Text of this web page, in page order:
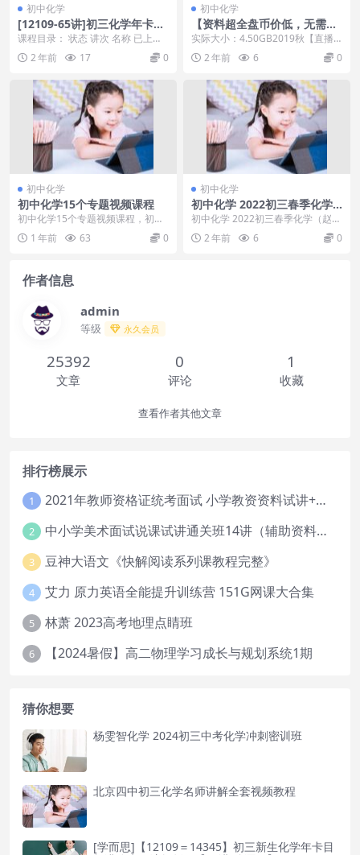
初中化学
[12109-65讲]初三化学年卡目
标满分班（沪教版）[陈谭飞]=
课程目录： 状态 讲次 名称 已上线
第1讲：化学的魅力-物质的变化与
性质 已上线...
2 年前 17 0
初中化学
【资料超全盘币价低，无需
愁】2019秋学而思初三化学直
实际大小：4.50GB2019秋【直播
课】初三化学直播菁英班（全国
版）陈潭飞有讲...
2 年前 6 0
初中化学
初中化学15个专题视频课程
初中化学15个专题视频课程，初中
化学15个专题视频课程目录：01.
化学使世界变...
1 年前 63 0
初中化学
初中化学 2022初三春季化学
（赵潇飞） 冲顶班
初中化学 2022初三春季化学（赵潇
飞） 冲顶班目录：讲义 1-3讲中考
全科复习...
2 年前 6 0
作者信息
admin
等级 永久会员
25392
文章
0
评论
1
收藏
查看作者其他文章
排行榜展示
1 2021年教师资格证统考面试 小学教资资料试讲+答辩
2 中小学美术面试说课试讲通关班14讲（辅助资料第一套）
3 豆神大语文《快解阅读系列课教程完整》
4 艾力 原力英语全能提升训练营 151G网课大合集
5 林萧 2023高考地理点睛班
6 【2024暑假】高二物理学习成长与规划系统1期
猜你想要
杨雯智化学 2024初三中考化学冲刺密训班
北京四中初三化学名师讲解全套视频教程
[学而思]【12109＝14345】初三新生化学年卡目